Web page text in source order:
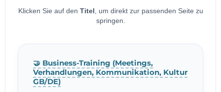
Klicken Sie auf den Titel , um direkt zur passenden Seite zu
springen.
🤝 Business-Training (Meetings,
Verhandlungen, Kommunikation, Kultur
GB/DE)